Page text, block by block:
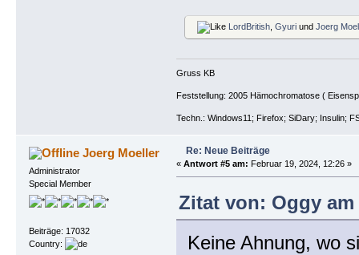
LordBritish, Gyuriund Joerg
Gruss KB
Feststellung: 2005 Hämochromatose (
Techn.: Windows11; Firefox; SiDary; Insulin;
Joerg Moeller
Administrator
Special Member
Beiträge: 17032
Country:
Re: Neue Beiträge
« Antwort #5 am: Februar 19, 2024, 12:26 »
Zitat von: Oggy am
Keine Ahnung, wo